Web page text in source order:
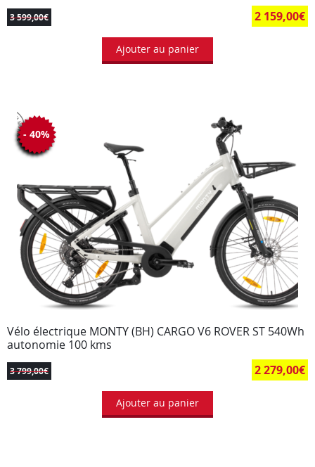
3 599,00€ 2 159,00€
Ajouter au panier
Vélo électrique MONTY (BH) CARGO V6 ROVER ST 540Wh
autonomie 100 kms
3 799,00€ 2 279,00€
- 40%
Ajouter au panier